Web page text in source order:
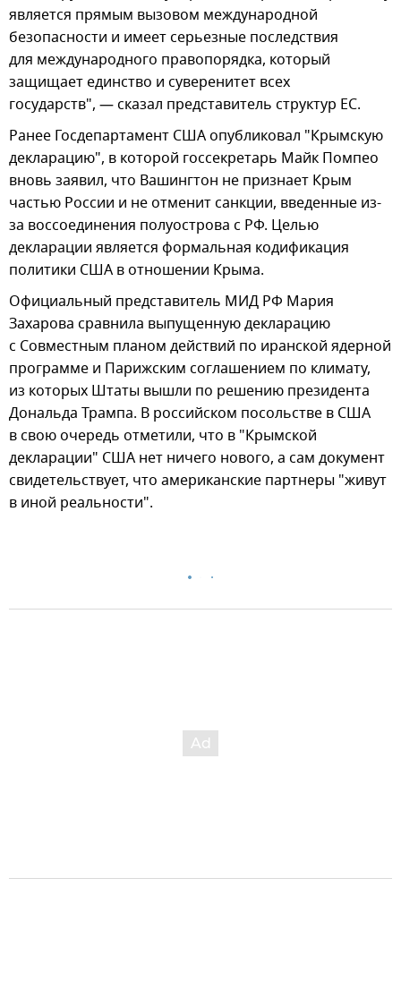
является прямым вызовом международной
безопасности и имеет серьезные последствия
для международного правопорядка, который
защищает единство и суверенитет всех
государств", — сказал представитель структур ЕС.
Ранее Госдепартамент США опубликовал "Крымскую
декларацию", в которой госсекретарь Майк Помпео
вновь заявил, что Вашингтон не признает Крым
частью России и не отменит санкции, введенные из-
за воссоединения полуострова с РФ. Целью
декларации является формальная кодификация
политики США в отношении Крыма.
Официальный представитель МИД РФ Мария
Захарова сравнила выпущенную декларацию
с Совместным планом действий по иранской ядерной
программе и Парижским соглашением по климату,
из которых Штаты вышли по решению президента
Дональда Трампа. В российском посольстве в США
в свою очередь отметили, что в "Крымской
декларации" США нет ничего нового, а сам документ
свидетельствует, что американские партнеры "живут
в иной реальности".